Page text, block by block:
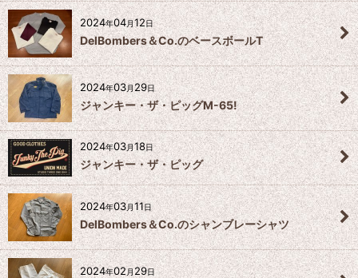
2024年04月12日
DelBombers＆Co.のベースボールT
2024年03月29日
ジャンキー・ザ・ピッグM-65!
2024年03月18日
ジャンキー・ザ・ピッグ
2024年03月11日
DelBombers＆Co.のシャンブレーシャツ
2024年02月29日